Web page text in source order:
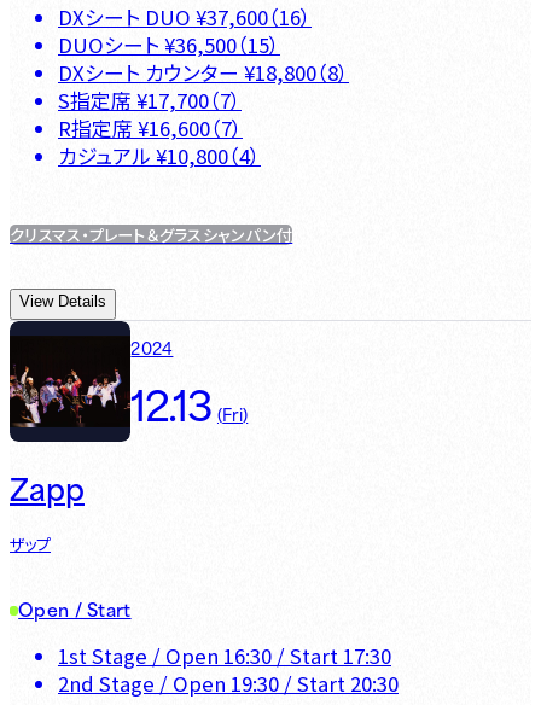
DXシート DUO ¥37,600（16）
DUOシート ¥36,500（15）
DXシート カウンター ¥18,800（8）
S指定席 ¥17,700（7）
R指定席 ¥16,600（7）
カジュアル ¥10,800（4）
クリスマス・プレート＆グラスシャンパン付
View Details
2024
12.13 (Fri)
Zapp
ザップ
Open / Start
1st Stage / Open 16:30 / Start 17:30
2nd Stage / Open 19:30 / Start 20:30